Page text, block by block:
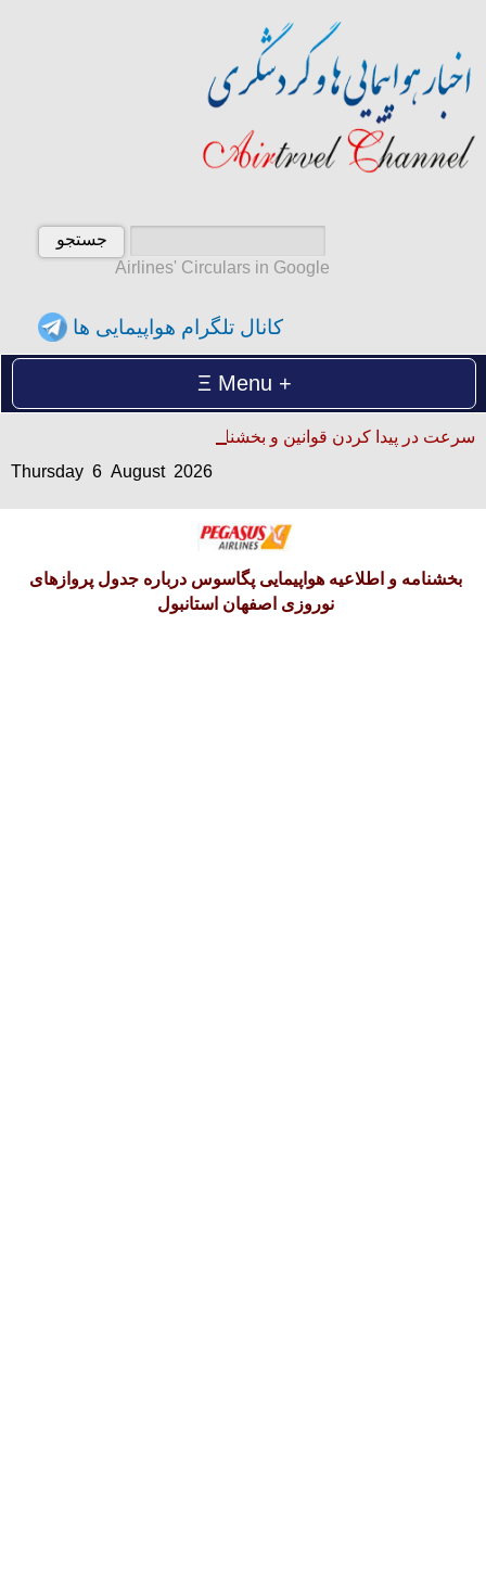
Airlines' Circulars in Google
کانال تلگرام هواپیمایی ها
Menu
سرعت در پیدا کردن قوانین و بخشنامه ها
Thursday 6 August 2026
Thursday 6 August 2026
بخشنامه و اطلاعیه هواپیمایی پگاسوس درباره جدول پروازهای
نوروزی اصفهان استانبول